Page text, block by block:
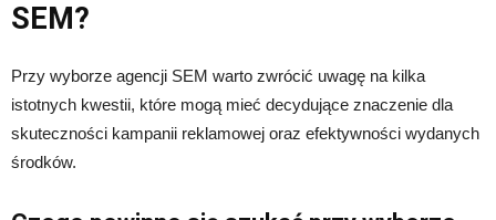
SEM?
Przy wyborze agencji SEM warto zwrócić uwagę na kilka
istotnych kwestii, które mogą mieć decydujące znaczenie dla
skuteczności kampanii reklamowej oraz efektywności wydanych
środków.